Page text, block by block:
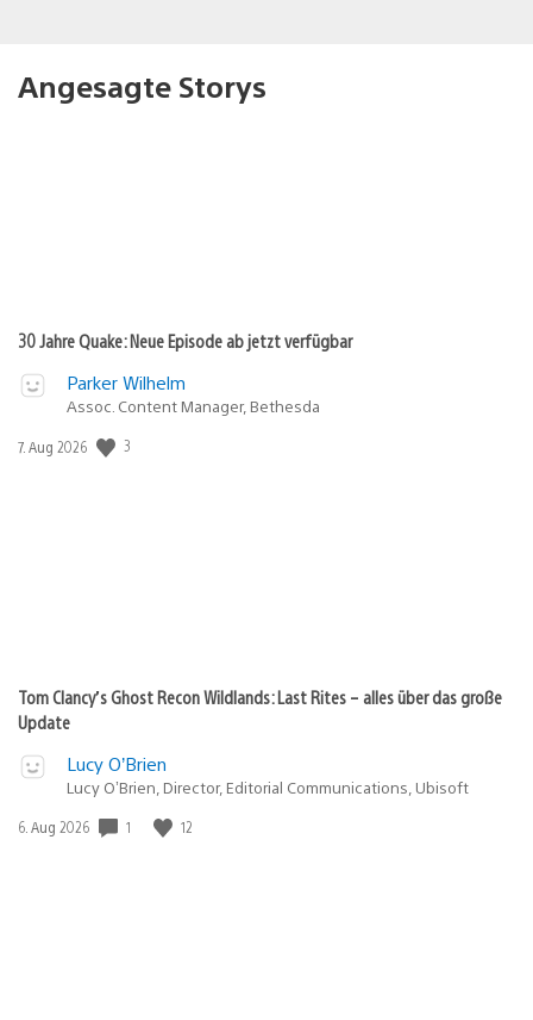
Angesagte Storys
30 Jahre Quake: Neue Episode ab jetzt verfügbar
Parker Wilhelm
Assoc. Content Manager, Bethesda
Veröffentlichungsdatum:
7. Aug 2026 3
Tom Clancy’s Ghost Recon Wildlands: Last Rites – alles über das große
Update
Lucy O’Brien
Lucy O’Brien, Director, Editorial Communications, Ubisoft
Veröffentlichungsdatum:
6. Aug 2026 1 12